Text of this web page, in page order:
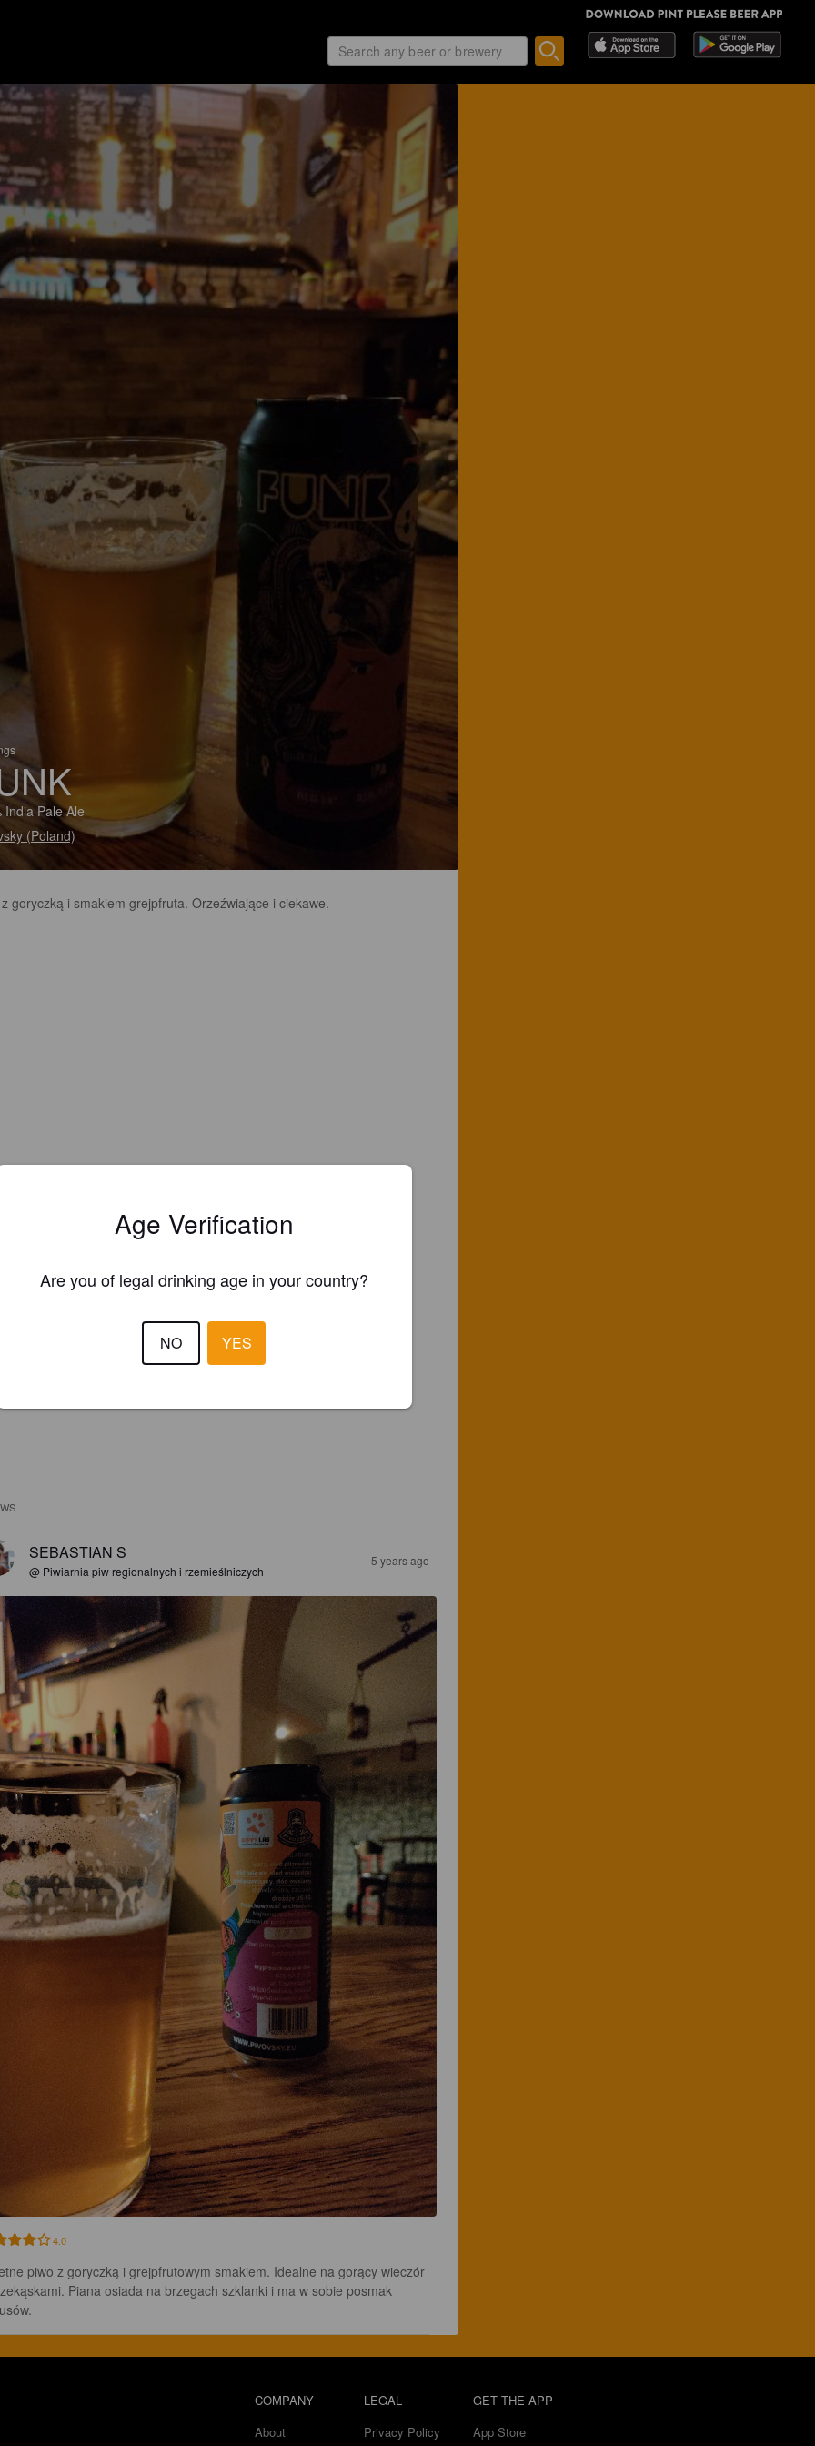
India Pale Ale
(Poland)
goryczką i smakiem grejpfruta. Orzeźwiające i ciekawe.
SEBASTIAN S
@ Piwiarnia piw regionalnych i rzemieślniczych
5 years ago
4.0
piwo z goryczką i grejpfrutowym smakiem. Idealne na gorący wieczór
Piana osiada na brzegach szklanki i ma w sobie posmak
COMPANY
About
LEGAL
Privacy Policy
GET THE APP
App Store
Age Verification
Are you of legal drinking age in your country?
NO YES